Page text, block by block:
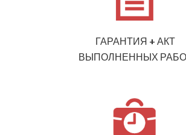
ГАРАНТИЯ + АКТ
ВЫПОЛНЕННЫХ